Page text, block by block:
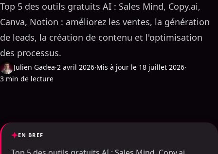
Top 5 des outils gratuits AI : Sales Mind, Copy.ai,
Canva, Notion : améliorez les ventes, la génération
de leads, la création de contenu et l'optimisation
des processus.
Julien Gadea·2 avril 2026·Mis à jour le 18 juillet 2026·
3 min de lecture
EN BREF